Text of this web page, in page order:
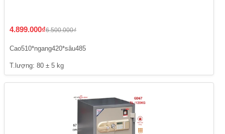
4.899.000₫6.500.000₫
Cao510*ngang420*sâu485
T.lượng: 80 ± 5 kg